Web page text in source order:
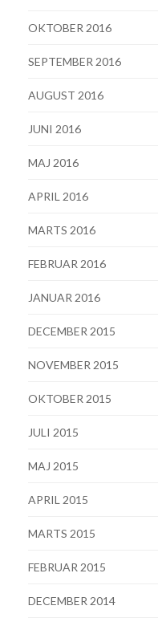
OKTOBER 2016
SEPTEMBER 2016
AUGUST 2016
JUNI 2016
MAJ 2016
APRIL 2016
MARTS 2016
FEBRUAR 2016
JANUAR 2016
DECEMBER 2015
NOVEMBER 2015
OKTOBER 2015
JULI 2015
MAJ 2015
APRIL 2015
MARTS 2015
FEBRUAR 2015
DECEMBER 2014